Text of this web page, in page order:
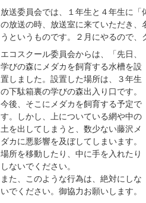
放送委員会では、１年生と４年生に
の放送の時、放送室に来ていただき
うというものです。２月にやるので、
エコスクール委員会からは、「先日、
学びの森にメダカを飼育する水槽を設
置しました。設置した場所は、３年生
の下駄箱裏の学びの森出入り口です。
今後、そこにメダカを飼育する予定で
す。しかし、上についている網や中の
土を出してしまうと、数少ない藤沢メ
ダカに悪影響を及ぼしてしまいます。
場所を移動したり、中に手を入れたり
しないでください。
また、このような行為は、絶対にしな
いでください。御協力お願いします。